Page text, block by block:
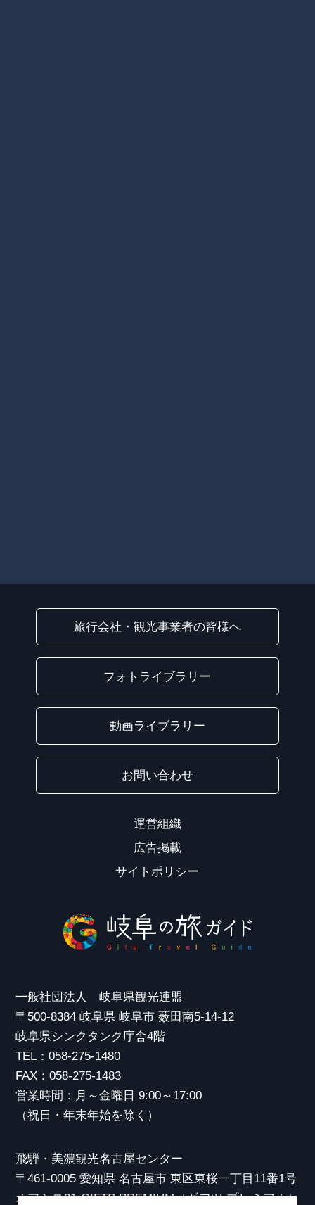
旅行会社・観光事業者の皆様へ
フォトライブラリー
動画ライブラリー
お問い合わせ
運営組織
広告掲載
サイトポリシー
一般社団法人 岐阜県観光連盟
〒500-8384 岐阜県 岐阜市 薮田南5-14-12
岐阜県シンクタンク庁舎4階
TEL：058-275-1480
FAX：058-275-1483
営業時間：月～金曜日 9:00～17:00
（祝日・年末年始を除く）
飛騨・美濃観光名古屋センター
〒461-0005 愛知県 名古屋市 東区東桜一丁目11番1号
オアシス21 GIFTS PREMIUM（ギフツ プレミアム）